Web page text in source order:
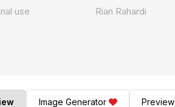
use
Rian Rahardi
Image Generator Preview